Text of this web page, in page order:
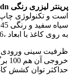
پرینتر لیزری رنگی HP LaserJet M651dn
است و تکنولوژی
سیاه سفید و رنگی 45 برگ بر دقیقه است
به روی کاغذ با ابعاد ،A4,A5,A6,A5R,R,B5,B6 را دارد.
ظرفیت سینی ورودی کاغذ آن
خروجی آن هم 100 برگ است
حداکثر توان کشش کاغذ کش